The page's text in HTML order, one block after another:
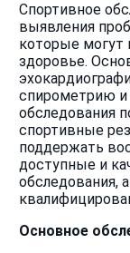
Спортивное
выявления
которые могут
здоровье.
спирометрию и
обследования
спортивные
поддержать
доступные и
обследования,
Основное